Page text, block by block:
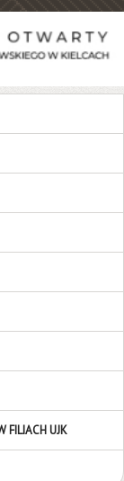
FILIACH UJK